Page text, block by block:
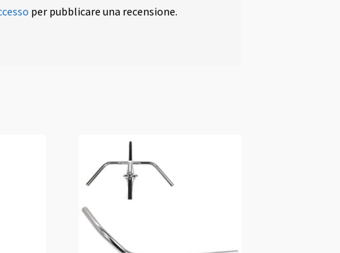
per pubblicare una recensione.